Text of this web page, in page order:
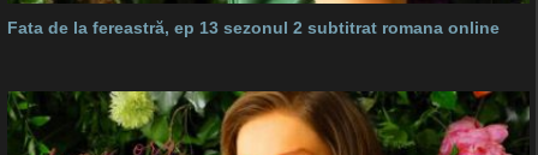
Fata de la fereastră, ep 13 sezonul 2 subtitrat romana online